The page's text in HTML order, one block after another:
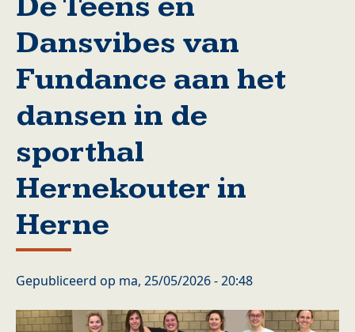
Dansvibes van
Fundance aan het
dansen in de
sporthal
Hernekouter in
Herne
Gepubliceerd op ma, 25/05/2026 - 20:48